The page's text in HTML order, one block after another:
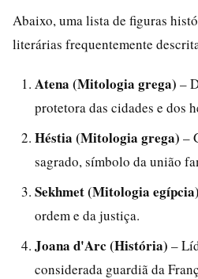
Abaixo, uma lista de figuras
literárias frequentemente
Atena (Mitologia grega) –
protetora das cidades e dos
Héstia (Mitologia grega) –
sagrado, símbolo da união
Sekhmet (Mitologia egípcia)
ordem e da justiça.
Joana d'Arc (História) –
considerada guardiã da